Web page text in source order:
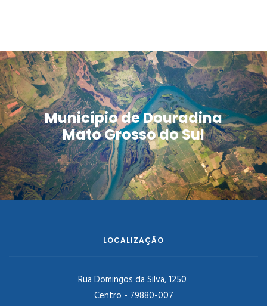
Município de Douradina
Mato Grosso do Sul
LOCALIZAÇÃO
Rua Domingos da Silva, 1250
Centro - 79880-007